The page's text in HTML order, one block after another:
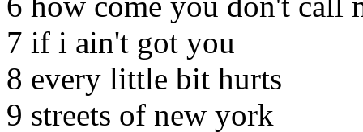
7 if i ain't got you
8 every little bit hurts
9 streets of new york